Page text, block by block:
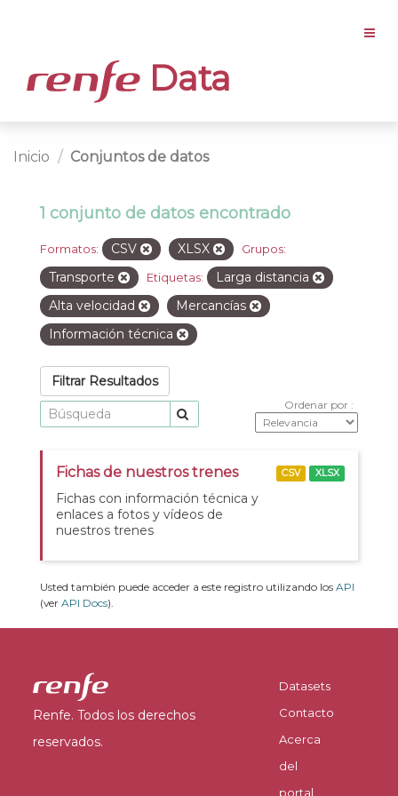
Data
Inicio Conjuntos de datos
1 conjunto de datos encontrado
Formatos: CSV XLSX Grupos:
Transporte Etiquetas:
Larga distancia
Alta velocidad
Mercancías
Información técnica
Filtrar Resultados
Ordenar por
Fichas de nuestros trenes
Fichas con información técnica y
enlaces a fotos y vídeos de
nuestros trenes
CSV XLSX
Usted también puede acceder a este registro utilizando los API
(ver API Docs).
Renfe. Todos los derechos
reservados.
Datasets
Contacto
Acerca
del
portal